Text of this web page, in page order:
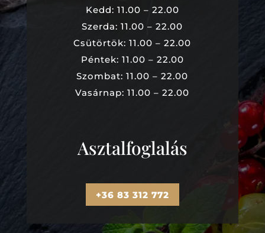
Kedd: 11.00 – 22.00
Szerda: 11.00 – 22.00
Csütörtök: 11.00 – 22.00
Péntek: 11.00 – 22.00
Szombat: 11.00 – 22.00
Vasárnap: 11.00 – 22.00
Asztalfoglalás
+36 83 312 772